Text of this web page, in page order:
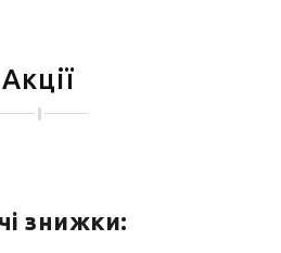
Акції
знижки: